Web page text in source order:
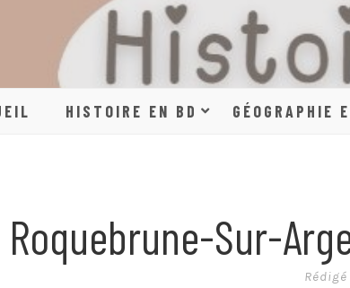
HISTOIRE EN BD GÉOGRAPHIE
Roquebrune-Sur-